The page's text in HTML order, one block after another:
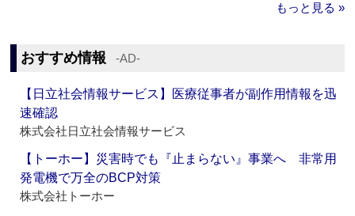
もっと見る »
おすすめ情報 ‐AD‐
【日立社会情報サービス】医療従事者が副作用情報を迅
速確認
株式会社日立社会情報サービス
【トーホー】災害時でも『止まらない』事業へ 非常用
発電機で万全のBCP対策
株式会社トーホー